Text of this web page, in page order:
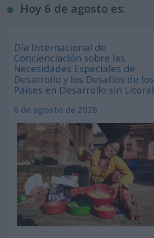
Hoy 6 de agosto es:
Día Internacional de
Concienciación sobre las
Necesidades Especiales de
Desarrollo y los Desafíos de los
Países en Desarrollo sin Litoral
6 de agosto de 2026